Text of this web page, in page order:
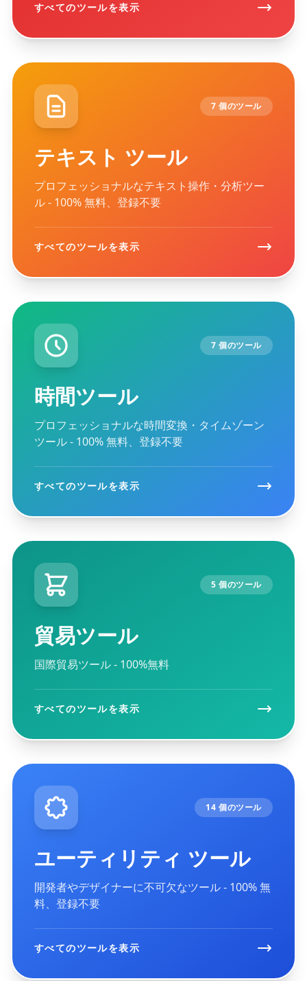
すべてのツールを表示
7 個のツール
テキスト ツール
プロフェッショナルなテキスト操作・分析ツー
ル - 100% 無料、登録不要
すべてのツールを表示
7 個のツール
時間ツール
プロフェッショナルな時間変換・タイムゾーン
ツール - 100% 無料、登録不要
すべてのツールを表示
5 個のツール
貿易ツール
国際貿易ツール - 100%無料
すべてのツールを表示
14 個のツール
ユーティリティ ツール
開発者やデザイナーに不可欠なツール - 100% 無
料、登録不要
すべてのツールを表示